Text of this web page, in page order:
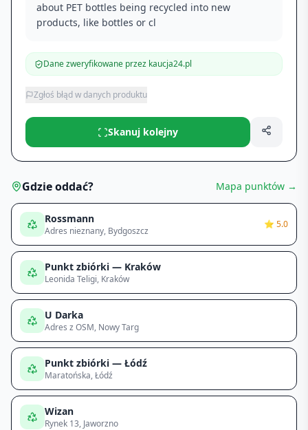
about PET bottles being recycled into new
products, like bottles or cl
Dane zweryfikowane przez kaucja24.pl
Zgłoś błąd w danych produktu
Skanuj kolejny
Gdzie oddać? Mapa punktów →
Rossmann
Adres nieznany, Bydgoszcz
⭐ 5.0
Punkt zbiórki — Kraków
Leonida Teligi, Kraków
U Darka
Adres z OSM, Nowy Targ
Punkt zbiórki — Łódź
Maratońska, Łódź
Wizan
Rynek 13, Jaworzno